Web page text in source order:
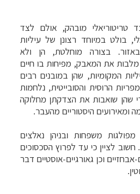
טריטוריאלי מובהק, אולם לצד
בולט במיוחד רצונן של עיליות
בצורה מוחלטת, הן ולא
מלבות את המאבק, מפיחות בו חיים
המקומיות, שהן במובנים רבים
הרוסית והסובייטית, נלחמות
שהן שואבות את הצדקתן מחלוקה
ומאירועים היסטוריים מהעבר.
משפחות ובניהן נאלצים
לציין כי עד לפרוץ הסכסוכים
אבחזיים וכן גאורגיים-אוסטיים דבר